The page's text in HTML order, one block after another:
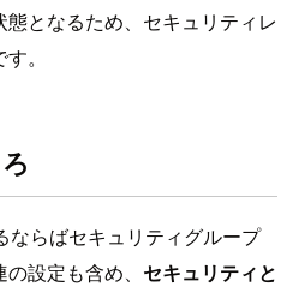
となるため、セキュリティレ
。
らばセキュリティグループ
設定も含め、 セキュリティと